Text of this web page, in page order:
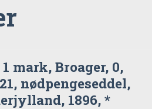
1 mark, Broager, 0,
nødpengeseddel,
1896, *